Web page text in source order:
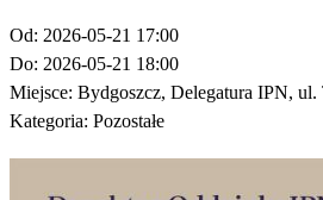
Od: 2026-05-21 17:00
Do: 2026-05-21 18:00
Miejsce: Bydgoszcz, Delegatura IPN, ul.
Kategoria: Pozostałe